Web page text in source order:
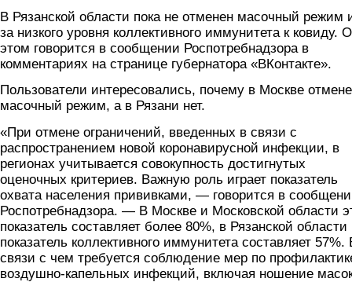
В Рязанской области пока не отменен масочный режим
за низкого уровня коллективного иммунитета к ковиду.
этом говорится в сообщении Роспотребнадзора в
комментариях на странице губернатора «ВКонтакте».
Пользователи интересовались, почему в Москве
масочный режим, а в Рязани нет.
«При отмене ограничений, введенных в связи с
распространением новой коронавирусной инфекции, в
регионах учитывается совокупность достигнутых
оценочных критериев. Важную роль играет показатель
охвата населения прививками, — говорится в
Роспотребнадзора. — В Москве и Московской области
показатель составляет более 80%, в Рязанской области
показатель коллективного иммунитета составляет 57%.
связи с чем требуется соблюдение мер по
воздушно-капельных инфекций, включая ношение